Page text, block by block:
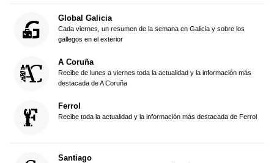
Global Galicia
Cada viernes, un resumen de la semana en Galicia y sobre los
gallegos en el exterior
A Coruña
Recibe de lunes a viernes toda la actualidad y la información más
destacada de A Coruña
Ferrol
Recibe toda la actualidad y la información más destacada de Ferrol
Santiago